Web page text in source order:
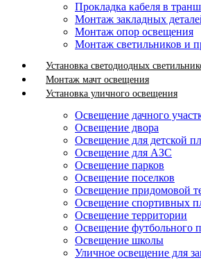
Прокладка кабеля в
Монтаж закладных
Монтаж опор освещения
Монтаж светильников и
Установка светодиодных
Монтаж мачт освещения
Установка уличного освещения
Освещение дачного
Освещение двора
Освещение для детской
Освещение для АЗС
Освещение парков
Освещение поселков
Освещение придомовой
Освещение спортивных
Освещение территории
Освещение футбольного
Освещение школы
Уличное освещение для